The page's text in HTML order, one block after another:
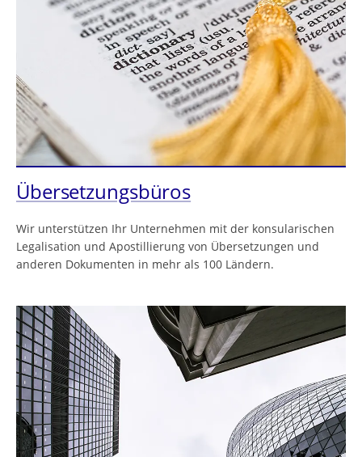
Übersetzungsbüros
Wir unterstützen Ihr Unternehmen mit der konsularischen
Legalisation und Apostillierung von Übersetzungen und
anderen Dokumenten in mehr als 100 Ländern.